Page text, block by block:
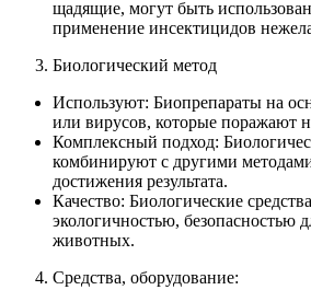
щадящие, могут быть
применение инсектицидов
Биологический метод
Используют: Биопрепараты на
или вирусов, которые поражают
Комплексный подход:
комбинируют с другими
достижения результата.
Качество: Биологические
экологичностью, безопасностью
животных.
Средства, оборудование: